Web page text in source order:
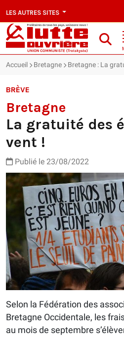
LES AUTRES SITES
Accueil Bretagne Bretagne : La
BRÈVE
Bretagne
La gratuité des
vent !
Publié le 23/08/2022
Selon la Fédération des
Bretagne Occidentale, les
au mois de septembre